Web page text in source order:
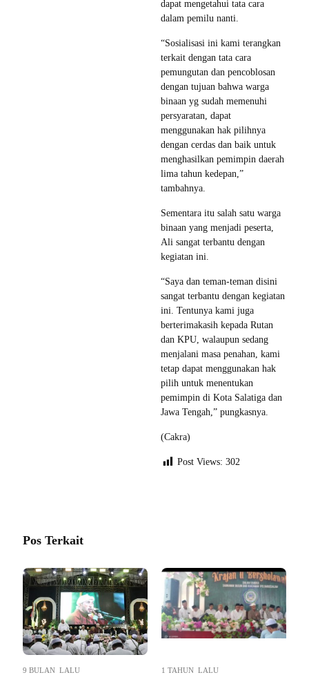
dapat mengetahui tata cara
dalam pemilu nanti.
“Sosialisasi ini kami terangkan
terkait dengan tata cara
pemungutan dan pencoblosan
dengan tujuan bahwa warga
binaan yg sudah memenuhi
persyaratan, dapat
menggunakan hak pilihnya
dengan cerdas dan baik untuk
menghasilkan pemimpin daerah
lima tahun kedepan,”
tambahnya.
Sementara itu salah satu warga
binaan yang menjadi peserta,
Ali sangat terbantu dengan
kegiatan ini.
“Saya dan teman-teman disini
sangat terbantu dengan kegiatan
ini. Tentunya kami juga
berterimakasih kepada Rutan
dan KPU, walaupun sedang
menjalani masa penahan, kami
tetap dapat menggunakan hak
pilih untuk menentukan
pemimpin di Kota Salatiga dan
Jawa Tengah,” pungkasnya.
(Cakra)
Post Views: 302
Pos Terkait
9 BULAN LALU 1 TAHUN LALU